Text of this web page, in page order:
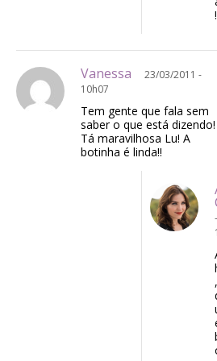
!
Vanessa
23/03/2011 -
10h07
Tem gente que fala sem
saber o que está dizendo!
Tá maravilhosa Lu! A
botinha é linda!!
-
,